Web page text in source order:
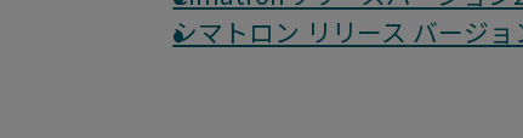
シマトロン リリース バージョ